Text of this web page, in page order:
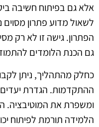
אלא גם בפיתוח חשיבה
לשאול מדוע פתרון מסוים
הפתרון. גישה זו לא רק
גם הכנת הלומדים
כחלק מהתהליך, ניתן
ההתקדמות. הגדרת
ומשפרת את המוטיבציה.
הלמידה תורמת לפיתוח